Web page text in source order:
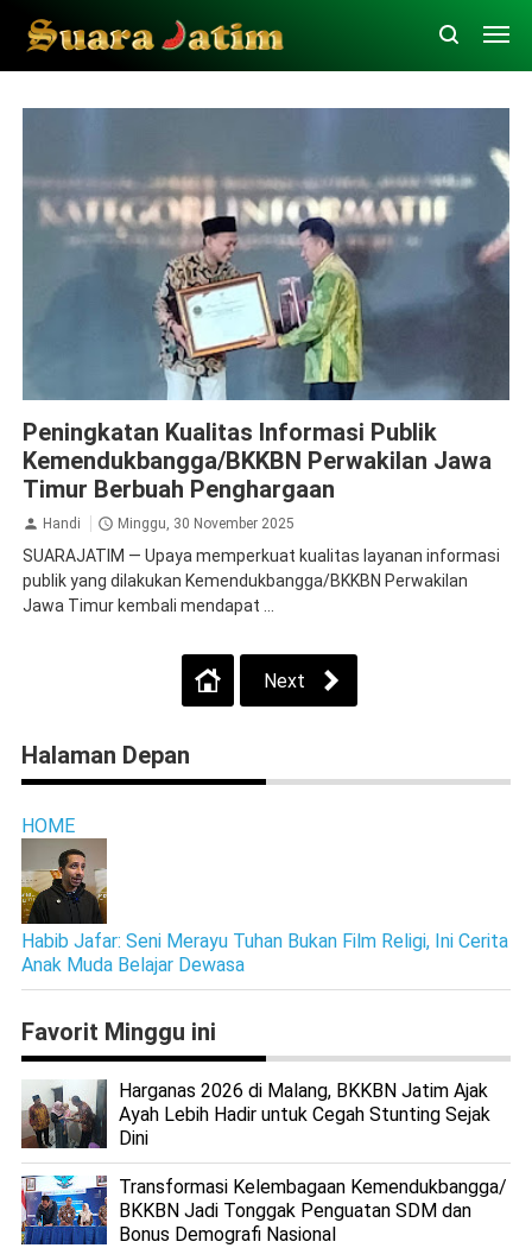
Peningkatan Kualitas Informasi Publik
Kemendukbangga/BKKBN Perwakilan Jawa
Timur Berbuah Penghargaan
Handi Minggu, 30 November 2025
SUARAJATIM — Upaya memperkuat kualitas layanan informasi
publik yang dilakukan Kemendukbangga/BKKBN Perwakilan
Jawa Timur kembali mendapat ...
Next
Halaman Depan
HOME
Habib Jafar: Seni Merayu Tuhan Bukan Film Religi, Ini Cerita
Anak Muda Belajar Dewasa
Favorit Minggu ini
Harganas 2026 di Malang, BKKBN Jatim Ajak
Ayah Lebih Hadir untuk Cegah Stunting Sejak
Dini
Transformasi Kelembagaan Kemendukbangga/
BKKBN Jadi Tonggak Penguatan SDM dan
Bonus Demografi Nasional